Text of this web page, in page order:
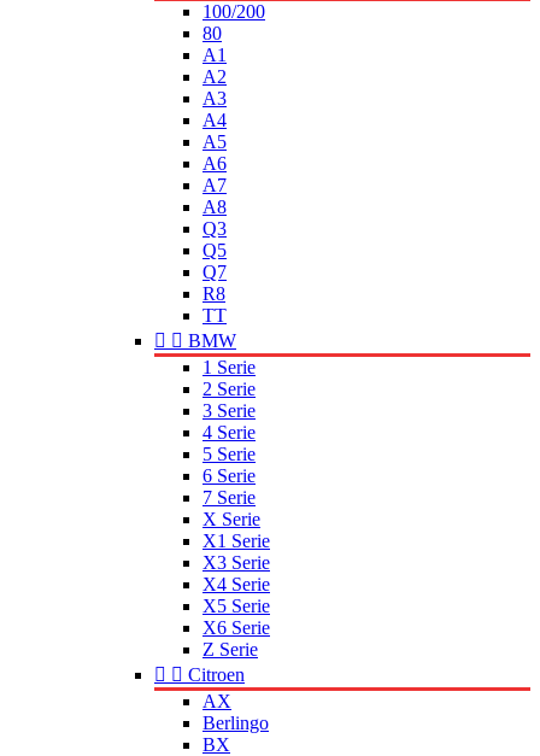
100/200
80
A1
A2
A3
A4
A5
A6
A7
A8
Q3
Q5
Q7
R8
TT
  BMW
1 Serie
2 Serie
3 Serie
4 Serie
5 Serie
6 Serie
7 Serie
X Serie
X1 Serie
X3 Serie
X4 Serie
X5 Serie
X6 Serie
Z Serie
  Citroen
AX
Berlingo
BX